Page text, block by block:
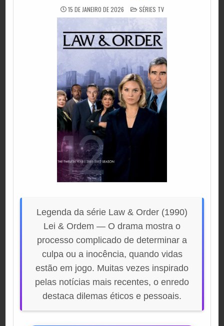
15 DE JANEIRO DE 2026 POSTED
IN
SÉRIES TV
Legenda da série Law & Order (1990)
Lei & Ordem — O drama mostra o
processo complicado de determinar a
culpa ou a inocência, quando vidas
estão em jogo. Muitas vezes inspirado
pelas notícias mais recentes, o enredo
destaca dilemas éticos e pessoais.